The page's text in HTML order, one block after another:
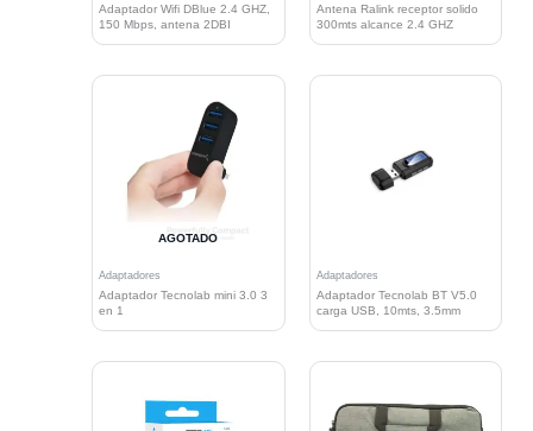
Adaptador Wifi DBlue 2.4 GHZ,
150 Mbps, antena 2DBI
Antena Ralink receptor solido
300mts alcance 2.4 GHZ
AGOTADO
Adaptadores
Adaptador Tecnolab mini 3.0 3
en 1
Adaptadores
Adaptador Tecnolab BT V5.0
carga USB, 10mts, 3.5mm